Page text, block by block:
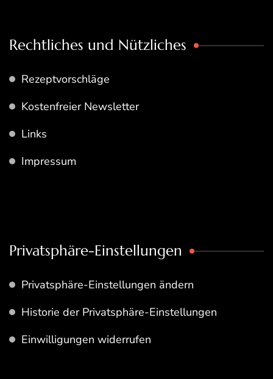
Rechtliches und Nützliches
Rezeptvorschläge
Kostenfreier Newsletter
Links
Impressum
Privatsphäre-Einstellungen
Privatsphäre-Einstellungen ändern
Historie der Privatsphäre-Einstellungen
Einwilligungen widerrufen